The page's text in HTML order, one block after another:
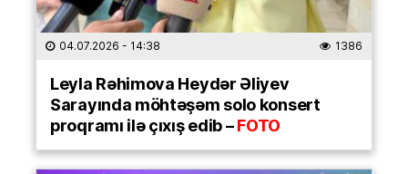
04.07.2026 - 14:38 1386
Leyla Rəhimova Heydər Əliyev
Sarayında möhtəşəm solo konsert
proqramı ilə çıxış edib –FOTO